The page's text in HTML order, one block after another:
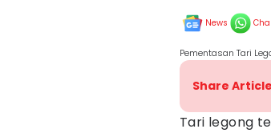
News
Pementasan Tari
Share Article
Tari legong